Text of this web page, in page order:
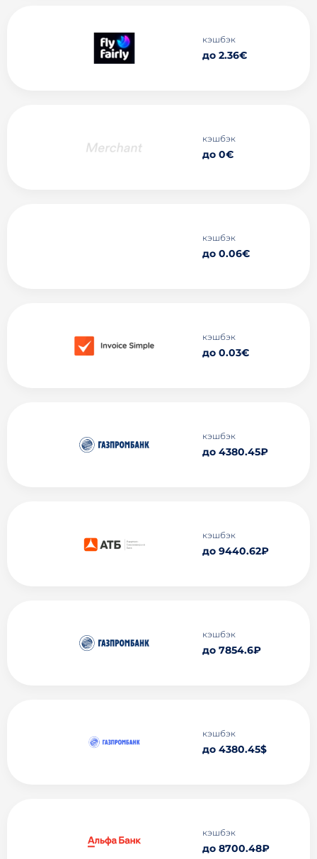
кэшбэк
до 2.36€
кэшбэк
до 0€
кэшбэк
до 0.06€
кэшбэк
до 0.03€
кэшбэк
до 4380.45₽
кэшбэк
до 9440.62₽
кэшбэк
до 7854.6₽
кэшбэк
до 4380.45$
кэшбэк
до 8700.48₽